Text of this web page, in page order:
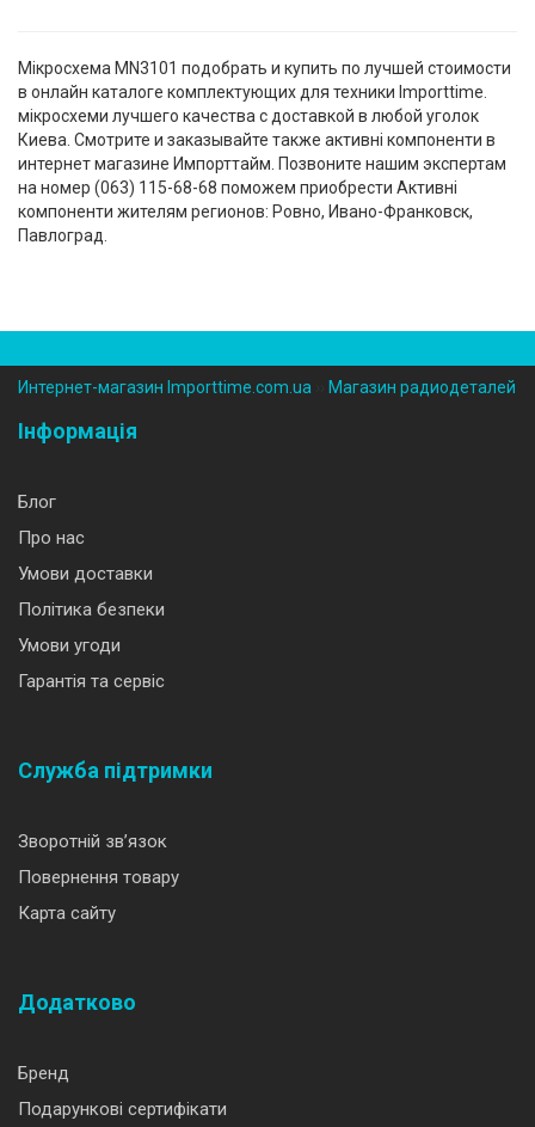
Мікросхема MN3101 подобрать и купить по лучшей стоимости
в онлайн каталоге комплектующих для техники Importtime.
мікросхеми лучшего качества с доставкой в любой уголок
Киева. Смотрите и заказывайте также активні компоненти в
интернет магазине Импорттайм. Позвоните нашим экспертам
на номер (‎063) 115-68-68 поможем приобрести Активні
компоненти жителям регионов: Ровно, Ивано-Франковск,
Павлоград.
Интернет-магазин Importtime.com.ua Магазин радиодеталей
Інформація
Блог
Про нас
Умови доставки
Політика безпеки
Умови угоди
Гарантія та сервіс
Служба підтримки
Зворотній зв’язок
Повернення товару
Карта сайту
Додатково
Бренд
Подарункові сертифікати